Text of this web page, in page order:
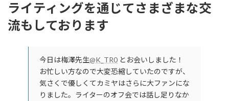
ライティングを通じてさまざまな交
流もしております
今日は梅澤先生@K_TR0 とお会いしました！
お忙しい方なので大変恐縮していたのですが、
気さくで優しくてカミヤはさらに大ファンにな
りました。ライターのオフ会では話し足りなか